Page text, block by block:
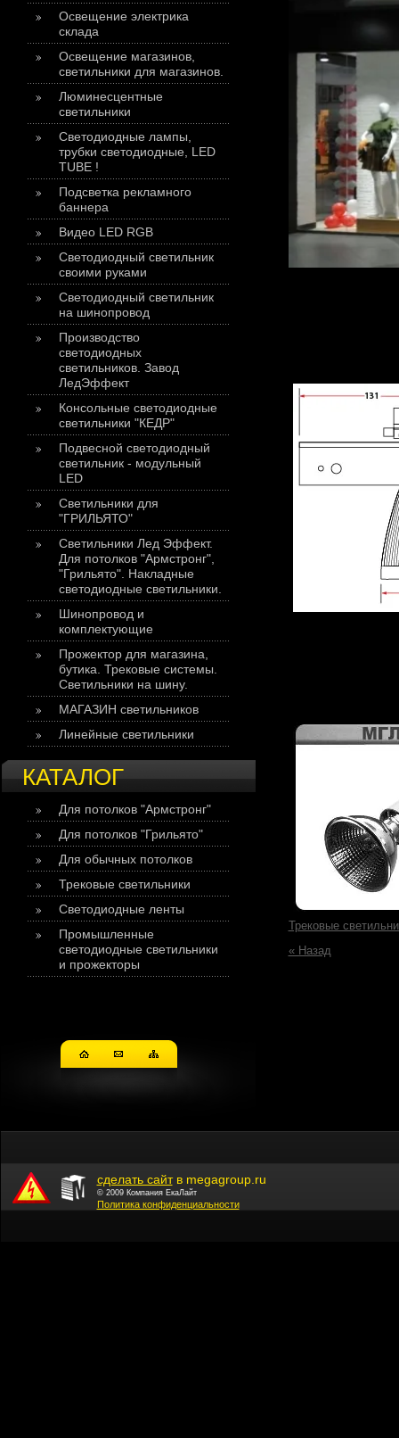
Освещение электрика
склада
Освещение магазинов,
светильники для магазинов.
Люминесцентные
светильники
Светодиодные лампы,
трубки светодиодные, LED
TUBE !
Подсветка рекламного
баннера
Видео LED RGB
Светодиодный светильник
своими руками
Светодиодный светильник
на шинопровод
Производство
светодиодных
светильников. Завод
ЛедЭффект
Консольные светодиодные
светильники "КЕДР"
Подвесной светодиодный
светильник - модульный
LED
Светильники для
"ГРИЛЬЯТО"
Светильники Лед Эффект.
Для потолков "Армстронг",
"Грильято". Накладные
светодиодные светильники.
Шинопровод и
комплектующие
Прожектор для магазина,
бутика. Трековые системы.
Светильники на шину.
МАГАЗИН светильников
Линейные светильники
КАТАЛОГ
Для потолков "Армстронг"
Для потолков "Грильято"
Для обычных потолков
Трековые светильники
Светодиодные ленты
Промышленные
светодиодные светильники
и прожекторы
Трековые
« Назад
сделать сайтв megagroup.ru
© 2009 Компания ЕкаЛайт
Политика конфиденциальности